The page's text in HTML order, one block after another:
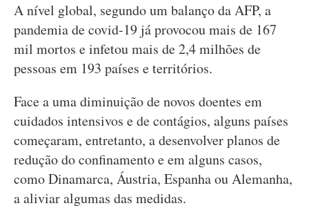
A nível global, segundo um balanço da AFP, a
pandemia de covid-19 já provocou mais de 167
mil mortos e infetou mais de 2,4 milhões de
pessoas em 193 países e territórios.
Face a uma diminuição de novos doentes em
cuidados intensivos e de contágios, alguns países
começaram, entretanto, a desenvolver planos de
redução do confinamento e em alguns casos,
como Dinamarca, Áustria, Espanha ou Alemanha,
a aliviar algumas das medidas.